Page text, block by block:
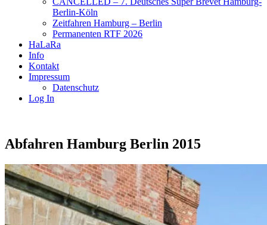
Berlin-Köln
Zeitfahren Hamburg – Berlin
Permanenten RTF 2026
HaLaRa
Info
Kontakt
Impressum
Datenschutz
Log In
Abfahren Hamburg Berlin 2015